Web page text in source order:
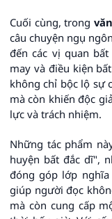
Cuối cùng, trong
câu chuyện ngụ
đến các vị quan
may và điều kiện
không chỉ bộc lộ sự
mà còn khiến độc
lực và trách nhiệm.
Những tác phẩm
huyện bất đắc dĩ",
đóng góp lớp
giúp người đọc
mà còn cung cấp